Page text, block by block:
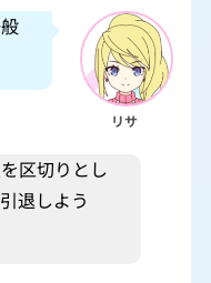
リサ
区切りとし
退しよう